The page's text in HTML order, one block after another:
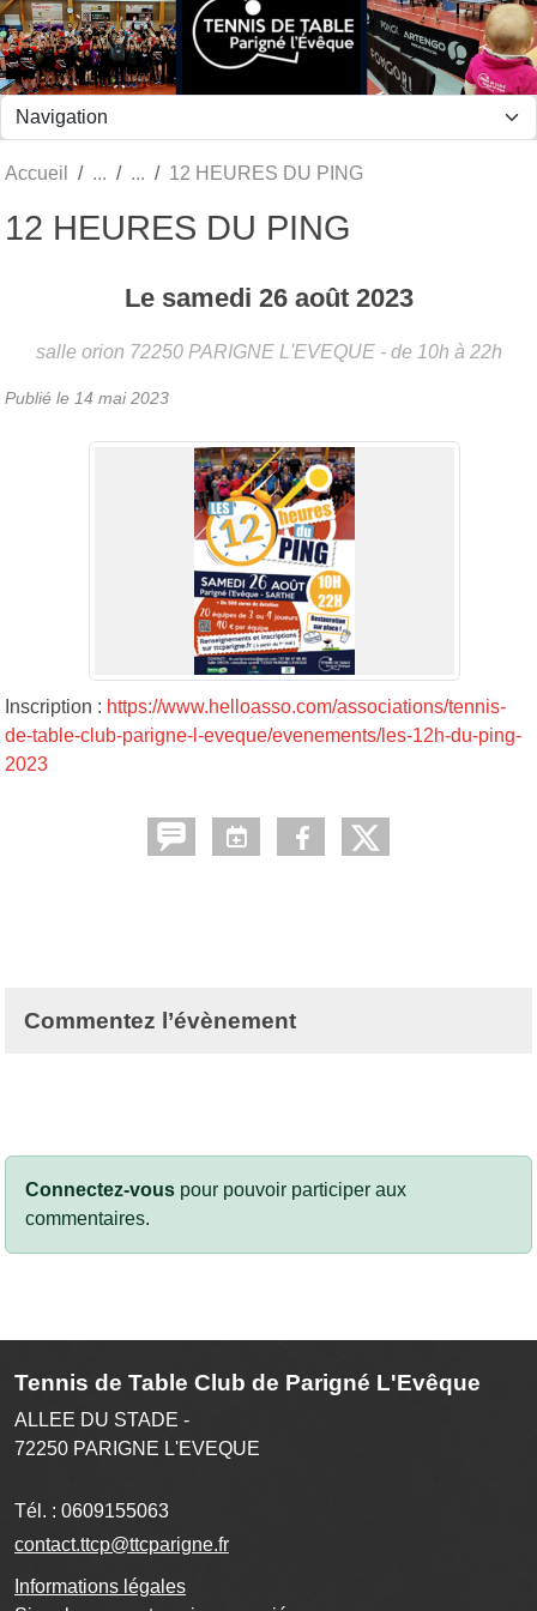
Accueil 12 HEURES DU PING
12 HEURES DU PING
Le samedi 26 août 2023
salle orion 72250 PARIGNE L'EVEQUE - de 10h à 22h
Publié le 14 mai 2023
Inscription : https://www.helloasso.com/associations/tennis-
de-table-club-parigne-l-eveque/evenements/les-12h-du-ping-
2023
Commentez l’évènement
Connectez-vous pour pouvoir participer aux
commentaires.
Tennis de Table Club de Parigné L'Evêque
ALLEE DU STADE -
72250 PARIGNE L'EVEQUE
Tél. : 0609155063
contact.ttcp@ttcparigne.fr
Informations légales
Panneau de gestion des cookies